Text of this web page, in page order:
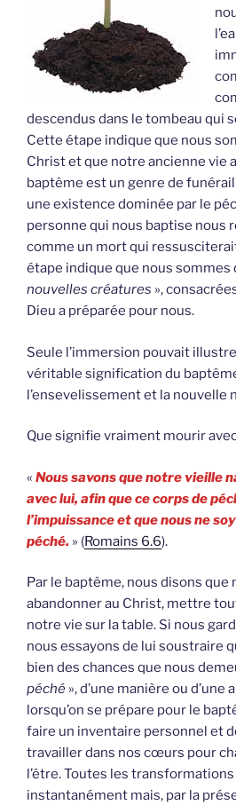
descendus dans le tombeau qui
Cette étape indique que nous
Christ et que notre ancienne vie
baptême est un genre de
une existence dominée par le
personne qui nous baptise nous
comme un mort qui
étape indique que nous sommes
nouvelles créatures »,
Dieu a préparée pour nous.
Seule l’immersion pouvait
véritable signification du
l’ensevelissement et la nouvelle
Que signifie vraiment mourir
« Nous savons que notre vieille
avec lui, afin que ce corps de
l’impuissance et que nous ne
péché. » (Romains 6.6).
Par le baptême, nous disons que
abandonner au Christ, mettre
notre vie sur la table. Si nous
nous essayons de lui soustraire
bien des chances que nous
péché », d’une manière ou d’une
lorsqu’on se prépare pour le
faire un inventaire personnel et
travailler dans nos cœurs pour
l’être. Toutes les
instantanément mais, par la